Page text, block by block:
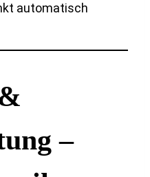
automatisch
–